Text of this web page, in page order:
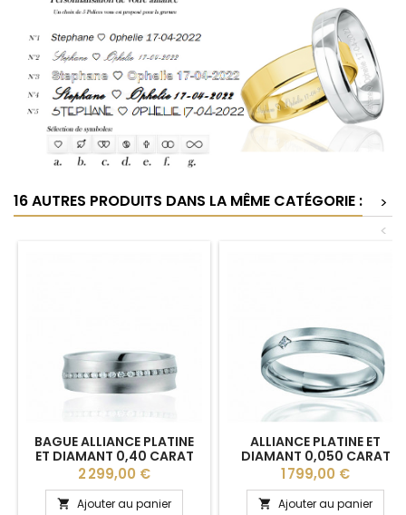
16 AUTRES PRODUITS DANS LA MÊME CATÉGORIE :
>
<
BAGUE ALLIANCE PLATINE
ET DIAMANT 0,40 CARAT
"BRIANNE" BREUNING
Prix
2 299,00 €
 Ajouter au panier
ALLIANCE PLATINE ET
DIAMANT 0,050 CARAT
"LUCILLIA" LUCIEN PFERTZEL
4,5 MM
Prix
1 799,00 €
 Ajouter au panier